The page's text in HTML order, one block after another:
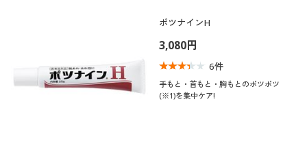
ポツナインH
3,080円
6件
手もと・首もと・胸もとのポツポツ
(※1)を集中ケア!